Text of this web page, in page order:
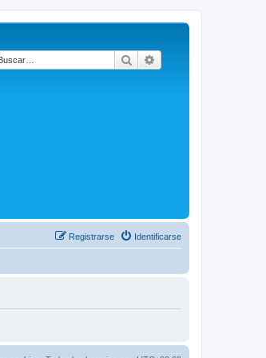
Buscar
Identificarse
Registrarse